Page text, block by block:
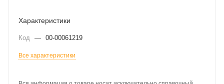
Характеристики
Код — 00-00061219
Все характеристики